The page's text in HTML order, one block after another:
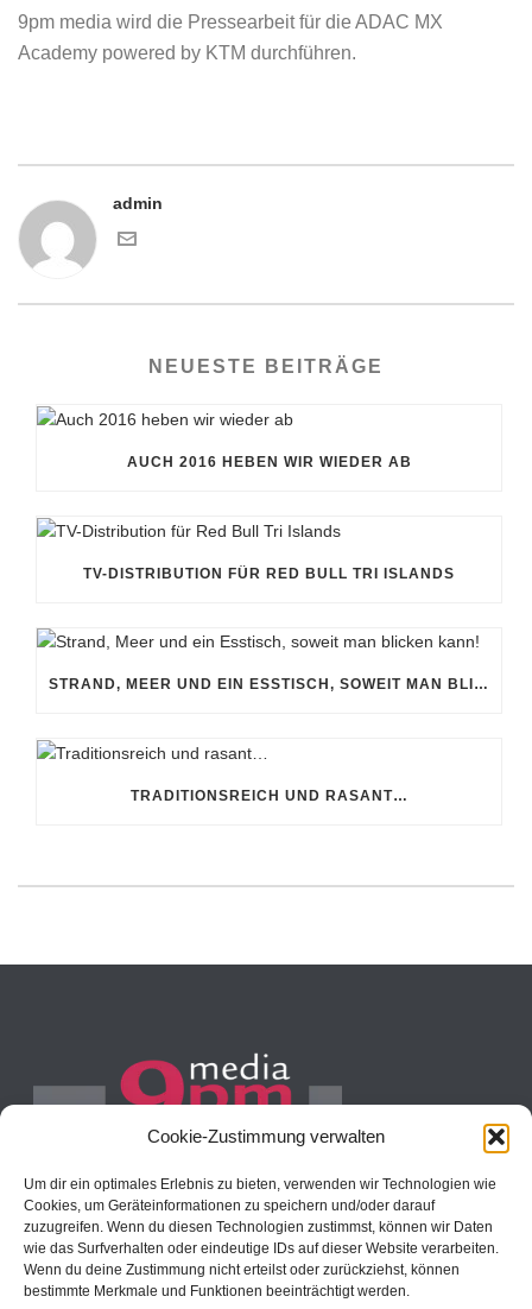
Cookie-Zustimmung verwalten
Um dir ein optimales Erlebnis zu bieten, verwenden wir Technologien wie
Cookies, um Geräteinformationen zu speichern und/oder darauf
zuzugreifen. Wenn du diesen Technologien zustimmst, können wir Daten
wie das Surfverhalten oder eindeutige IDs auf dieser Website verarbeiten.
Wenn du deine Zustimmung nicht erteilst oder zurückziehst, können
bestimmte Merkmale und Funktionen beeinträchtigt werden.
9pm media wird die Pressearbeit für die ADAC MX
Academy powered by KTM durchführen.
admin
NEUESTE BEITRÄGE
AUCH 2016 HEBEN WIR WIEDER AB
TV-DISTRIBUTION FÜR RED BULL TRI ISLANDS
STRAND, MEER UND EIN ESSTISCH, SOWEIT MAN BLICKEN KANN!
TRADITIONSREICH UND RASANT…
Reimerstwiete 22
20457 Hamburg
E-Mail: info[at]9pm-media.com
Internet: www.9pm-media.com